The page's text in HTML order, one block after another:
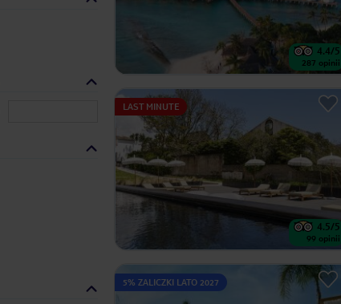
4.4/5
287 opinii
LAST MINUTE
4.5/5
99 opinii
5% ZALICZKI LATO 2027